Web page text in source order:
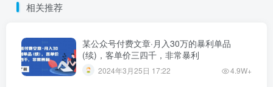
相关推荐
某公众号付费文章·月入30万的暴利单品
(续)，客单价三四千，非常暴利
2024年3月25日 17:22 4.9W+